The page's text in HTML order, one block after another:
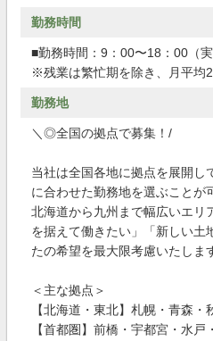
勤務時間
■勤務時間：9：00〜18：00（実
※残業は繁忙期を除き、月平均
勤務地
＼◎全国の拠点で募集！/
当社は全国各地に拠点を展開し
に合わせた勤務地を選ぶことが
北海道から九州まで幅広いエリ
を据えて働きたい」「新しい土
たの希望を最大限考慮いたしま
＜主な拠点＞
【北海道・東北】札幌・青森
【首都圏】前橋・宇都宮・水